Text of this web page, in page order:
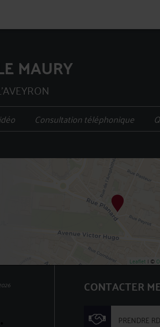
MAURY
Consultation téléphonique
Leaflet | ©
CONTACTER
PRENDRE